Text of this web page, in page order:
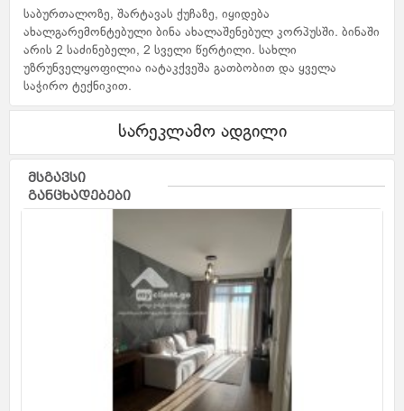
საბურთალოზე, შარტავას ქუჩაზე, იყიდება
ახალგარემონტებული ბინა ახალაშენებულ კორპუსში. ბინაში
არის 2 საძინებელი, 2 სველი წერტილი. სახლი
უზრუნველყოფილია იატაკქვეშა გათბობით და ყველა
საჭირო ტექნიკით.
სარეკლამო ადგილი
მსგავსი
განცხადებები